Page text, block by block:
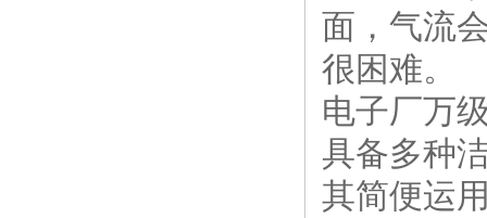
面，气流
很困难。
电子厂万
具备多种
其简便运